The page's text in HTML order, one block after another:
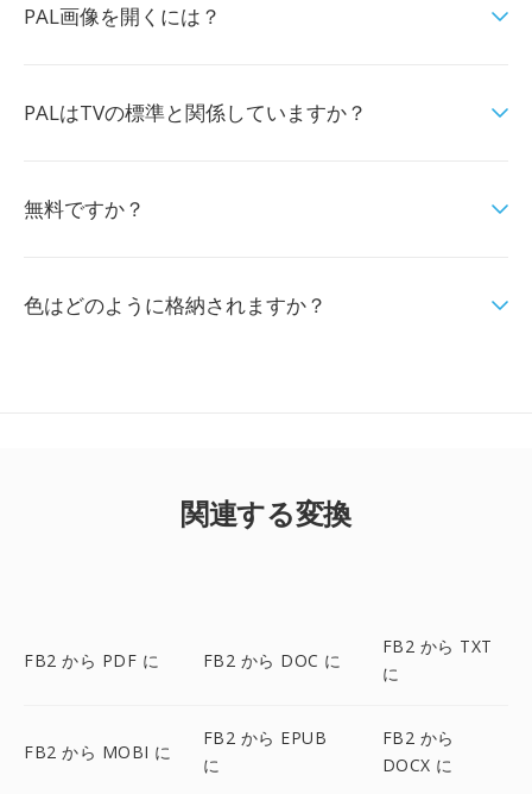
PAL画像を開くには？
PALはTVの標準と関係していますか？
無料ですか？
色はどのように格納されますか？
関連する変換
FB2 から PDF に FB2 から DOC に
FB2 から TXT
に
FB2 から MOBI に
FB2 から EPUB
に
FB2 から
DOCX に